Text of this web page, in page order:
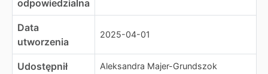
odpowiedzialna
Data
utworzenia
2025-04-01
Udostępnił Aleksandra Majer-Grundszok